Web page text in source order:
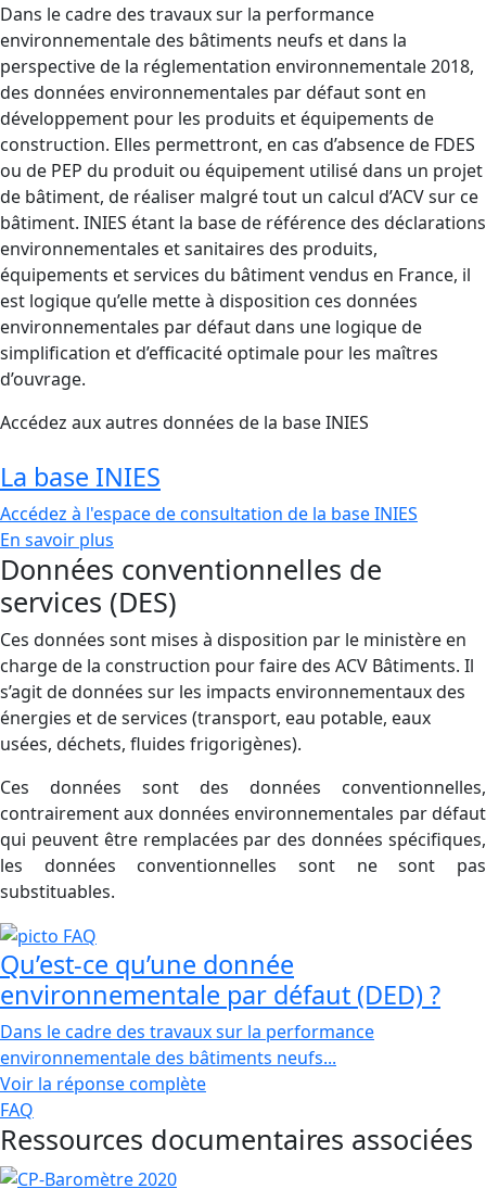
Dans le cadre des travaux sur la performance
environnementale des bâtiments neufs et dans la
perspective de la réglementation environnementale 2018,
des données environnementales par défaut sont en
développement pour les produits et équipements de
construction. Elles permettront, en cas d’absence de FDES
ou de PEP du produit ou équipement utilisé dans un projet
de bâtiment, de réaliser malgré tout un calcul d’ACV sur ce
bâtiment. INIES étant la base de référence des déclarations
environnementales et sanitaires des produits,
équipements et services du bâtiment vendus en France, il
est logique qu’elle mette à disposition ces données
environnementales par défaut dans une logique de
simplification et d’efficacité optimale pour les maîtres
d’ouvrage.
Accédez aux autres données de la base INIES
La base INIES
Accédez à l'espace de consultation de la base INIES
En savoir plus
Données conventionnelles de
services (DES)
Ces données sont mises à disposition par le ministère en
charge de la construction pour faire des ACV Bâtiments. Il
s’agit de données sur les impacts environnementaux des
énergies et de services (transport, eau potable, eaux
usées, déchets, fluides frigorigènes).
Ces données sont des données conventionnelles,
contrairement aux données environnementales par défaut
qui peuvent être remplacées par des données spécifiques,
les données conventionnelles sont ne sont pas
substituables.
Qu’est-ce qu’une donnée
environnementale par défaut (DED) ?
Dans le cadre des travaux sur la performance
environnementale des bâtiments neufs...
Voir la réponse complète
FAQ
Ressources documentaires associées